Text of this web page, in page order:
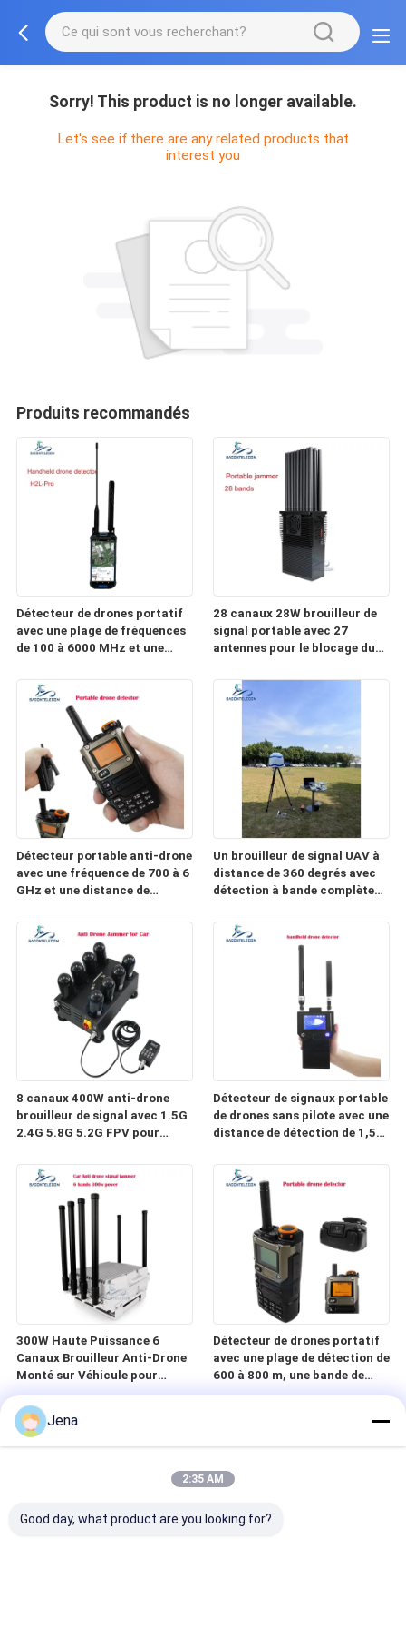
Sorry! This product is no longer available.
Let's see if there are any related products that
interest you
Produits recommandés
Détecteur de drones portatif
avec une plage de fréquences
de 100 à 6000 MHz et une
pour la détection de FPV
28 canaux 28W brouilleur de
signal portable avec 27
antennes pour le blocage du
Détecteur portable anti-drone
avec une fréquence de 700 à 6
GHz et une distance de
Un brouilleur de signal UAV à
distance de 360 degrés avec
détection à bande complète
de drones
8 canaux 400W anti-drone
brouilleur de signal avec 1.5G
2.4G 5.8G 5.2G FPV pour
Détecteur de signaux portable
de drones sans pilote avec une
distance de détection de 1,5
fréquences de 400 à 6000
MHz
300W Haute Puissance 6
Canaux Brouilleur Anti-Drone
Monté sur Véhicule pour
Utilisation en Voiture
Détecteur de drones portatif
avec une plage de détection de
600 à 800 m, une bande de
fréquences de 700 MHz à 6
Jena
2:35 AM
Good day, what product are you looking for?